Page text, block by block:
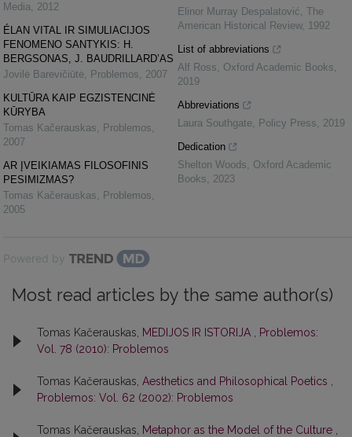
Media, 2012
ÉLAN VITAL IR SIMULIACIJOS
FENOMENO SANTYKIS: H.
BERGSONAS, J. BAUDRILLARD’AS
Jovilė Barevičiūtė, Problemos, 2007
KULTŪRA KAIP EGZISTENCINĖ
KŪRYBA
Tomas Kačerauskas, Problemos,
2007
AR ĮVEIKIAMAS FILOSOFINIS
PESIMIZMAS?
Tomas Kačerauskas, Problemos,
2005
Elinor Murray Despalatović, The
American Historical Review, 1992
List of abbreviations
Alf Ross, Oxford Academic Books,
2019
Abbreviations
Laura Southgate, Policy Press, 2019
Dedication
Shelton Woods, Oxford Academic
Books, 2023
Powered by
Most read articles by the same author(s)
Tomas Kačerauskas, MEDIJOS IR ISTORIJA
Problemos:
Vol. 78 (2010): Problemos
Tomas Kačerauskas, Aesthetics and Philosophical Poetics
Problemos: Vol. 62 (2002): Problemos
Tomas Kačerauskas, Metaphor as the Model of the Culture